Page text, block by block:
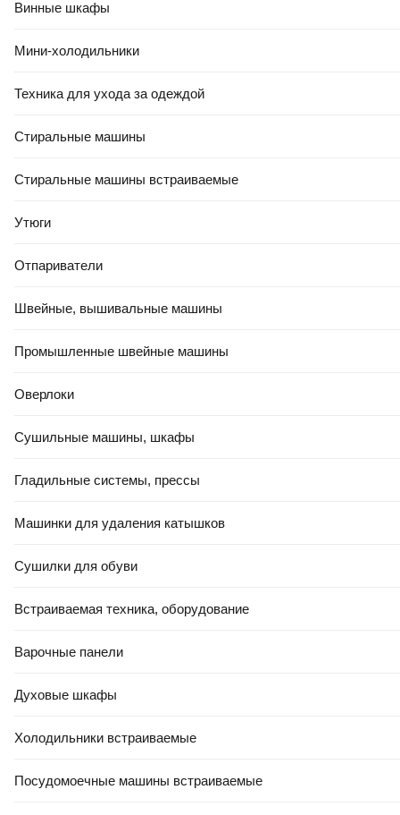
Винные шкафы
Мини-холодильники
Техника для ухода за одеждой
Стиральные машины
Стиральные машины встраиваемые
Утюги
Отпариватели
Швейные, вышивальные машины
Промышленные швейные машины
Оверлоки
Сушильные машины, шкафы
Гладильные системы, прессы
Машинки для удаления катышков
Сушилки для обуви
Встраиваемая техника, оборудование
Варочные панели
Духовые шкафы
Холодильники встраиваемые
Посудомоечные машины встраиваемые
Плинтусы керамические
Для ступеней
Керамин для ванной
Керамин Каррара
Керамин Ноттингем
Керамин Пастораль
Керамин Сакура
Керамин Эллада
Плитка
Кредит 4%